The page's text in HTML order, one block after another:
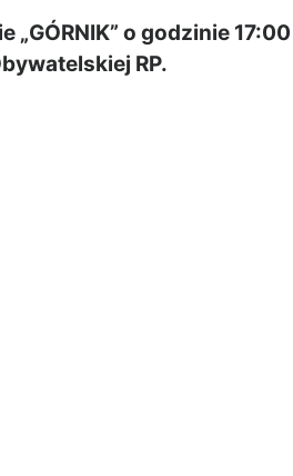
„GÓRNIK” o godzinie
RP.